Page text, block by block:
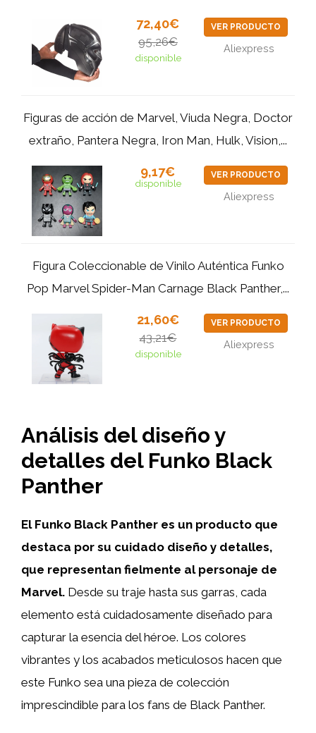
72,40€
95,26€
disponible
VER PRODUCTO
Aliexpress
Figuras de acción de Marvel, Viuda Negra, Doctor
extraño, Pantera Negra, Iron Man, Hulk, Vision,...
9,17€
disponible
VER PRODUCTO
Aliexpress
Figura Coleccionable de Vinilo Auténtica Funko
Pop Marvel Spider-Man Carnage Black Panther,...
21,60€
43,21€
disponible
VER PRODUCTO
Aliexpress
Análisis del diseño y
detalles del Funko Black
Panther
El Funko Black Panther es un producto que
destaca por su cuidado diseño y detalles,
que representan fielmente al personaje de
Marvel. Desde su traje hasta sus garras, cada
elemento está cuidadosamente diseñado para
capturar la esencia del héroe. Los colores
vibrantes y los acabados meticulosos hacen que
este Funko sea una pieza de colección
imprescindible para los fans de Black Panther.